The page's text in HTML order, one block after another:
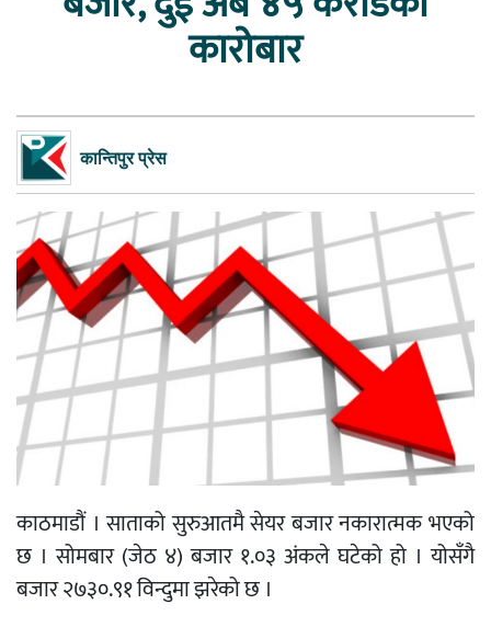
कारोबार
कान्तिपुर प्रेस
काठमाडौं । साताको सुरुआतमै सेयर बजार नकारात्मक भएको
छ । सोमबार (जेठ ४) बजार १.०३ अंकले घटेको हो । योसँगै
बजार २७३०.९१ विन्दुमा झरेको छ ।